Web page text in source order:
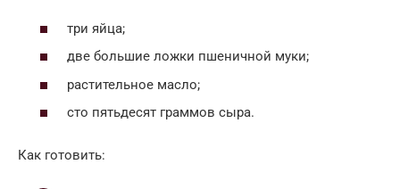
три яйца;
две большие ложки пшеничной муки;
растительное масло;
сто пятьдесят граммов сыра.
Как готовить: